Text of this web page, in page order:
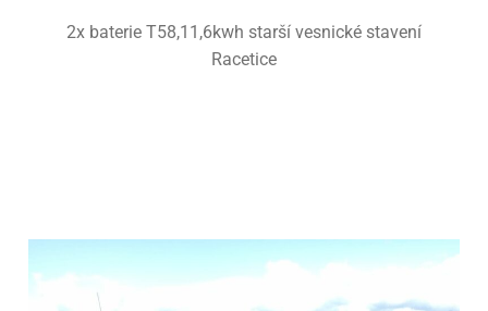
2x baterie T58,11,6kwh starší vesnické stavení
Racetice